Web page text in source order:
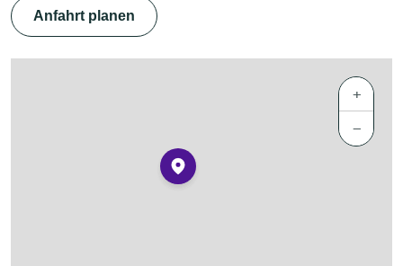
Anfahrt planen
+
−